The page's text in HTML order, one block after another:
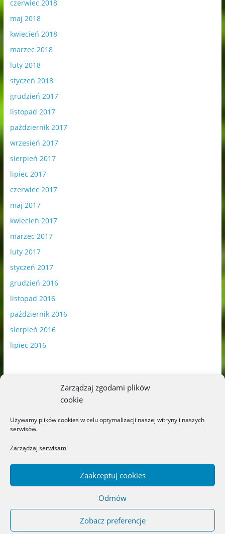
Zarządzaj zgodami plików
cookie
Używamy plików cookies w celu optymalizacji naszej witryny i naszych
serwisów.
Zarządzaj serwisami
Zaakceptuj cookies
Odmów
Zobacz preferencje
czerwiec 2018
maj 2018
kwiecień 2018
marzec 2018
luty 2018
styczeń 2018
grudzień 2017
listopad 2017
październik 2017
wrzesień 2017
sierpień 2017
lipiec 2017
czerwiec 2017
maj 2017
kwiecień 2017
marzec 2017
luty 2017
styczeń 2017
grudzień 2016
listopad 2016
październik 2016
sierpień 2016
lipiec 2016
Blog o książkach dla dzieci i młodzieży –
recenzje i rekomendacje. All rights reserved.
Theme: ColorMag byThemeGrill. Powered by